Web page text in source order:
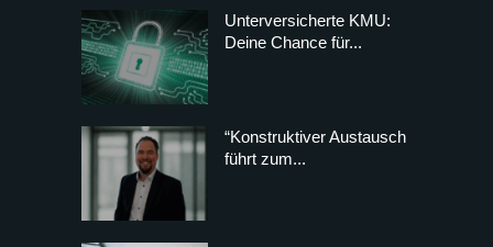
Unterversicherte KMU:
Deine Chance für...
“Konstruktiver Austausch
führt zum...